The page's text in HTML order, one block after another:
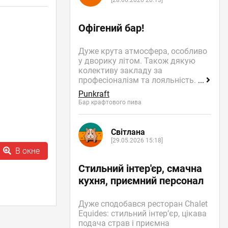
В окне
Офігений бар!
Дуже крута атмосфера, особливо
у дворику літом. Також дякую
колективу закладу за
професіоналізм та лояльність. ...
Punkraft
Бар крафтового пива
Світлана
[29.05.2026 15:18]
Стильний інтер'єр, смачна
кухня, приємний персонал
Дуже сподобався ресторан Chalet
Equides: стильний інтер’єр, цікава
подача страв і приємна